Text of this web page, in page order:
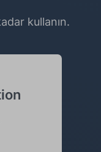
kullanın.